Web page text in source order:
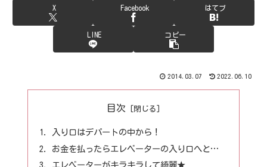
X Facebook はてブ
LINE コピー
2014.03.07 2022.06.10
目次
入り口はデパートの中から！
お金を払ったらエレベーターの入り口へと…
エレベーターがキラキラして綺麗★